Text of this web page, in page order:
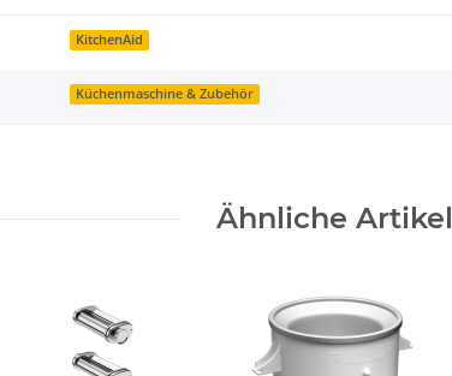
KitchenAid
Küchenmaschine & Zubehör
Ähnliche Artikel